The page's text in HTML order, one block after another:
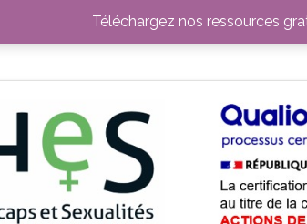
À DISPOSITION PAR LE CERHES® FRANCE
Téléchargez nos ressources